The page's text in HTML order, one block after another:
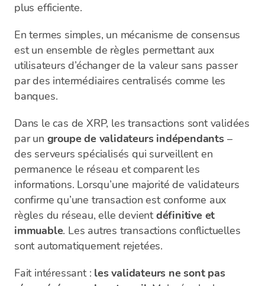
plus efficiente.
En termes simples, un mécanisme de consensus
est un ensemble de règles permettant aux
utilisateurs d’échanger de la valeur sans passer
par des intermédiaires centralisés comme les
banques.
Dans le cas de XRP, les transactions sont validées
par un groupe de validateurs indépendants –
des serveurs spécialisés qui surveillent en
permanence le réseau et comparent les
informations. Lorsqu’une majorité de validateurs
confirme qu’une transaction est conforme aux
règles du réseau, elle devientdéfinitive et
immuable. Les autres transactions conflictuelles
sont automatiquement rejetées.
Fait intéressant : les validateurs ne sont pas